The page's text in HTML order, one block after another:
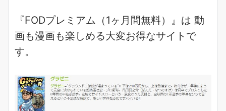
『FODプレミアム（1ヶ月間無料）』は 動
画も漫画も楽しめる大変お得なサイトで
す。